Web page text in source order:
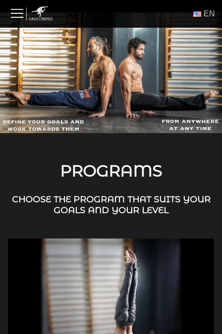
content
ΕΝ
PROGRAMS
CHOOSE THE PROGRAM THAT SUITS YOUR
GOALS AND YOUR LEVEL